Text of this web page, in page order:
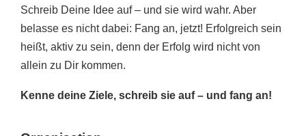
Schreib Deine Idee auf – und sie wird wahr. Aber
belasse es nicht dabei: Fang an, jetzt! Erfolgreich sein
heißt, aktiv zu sein, denn der Erfolg wird nicht von
allein zu Dir kommen.
Kenne deine Ziele, schreib sie auf – und fang an!